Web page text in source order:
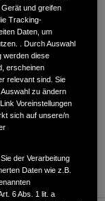
und greifen
Tracking-
Daten, um
. Durch Auswahl
werden diese
erscheinen
relevant sind. Sie
zu ändern
Voreinstellungen
sich auf unsere/n
der Verarbeitung
Daten wie z.B.
6 Abs. 1 lit. a